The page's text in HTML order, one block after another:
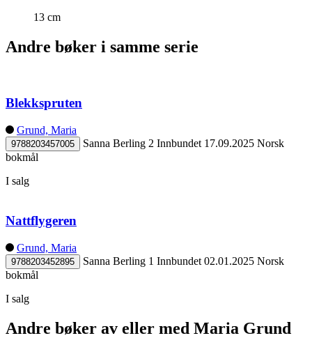
13 cm
Andre bøker i samme serie
Blekkspruten
Grund, Maria
9788203457005 Sanna Berling 2 Innbundet 17.09.2025 Norsk
bokmål
I salg
Nattflygeren
Grund, Maria
9788203452895 Sanna Berling 1 Innbundet 02.01.2025 Norsk
bokmål
I salg
Andre bøker av eller med Maria Grund